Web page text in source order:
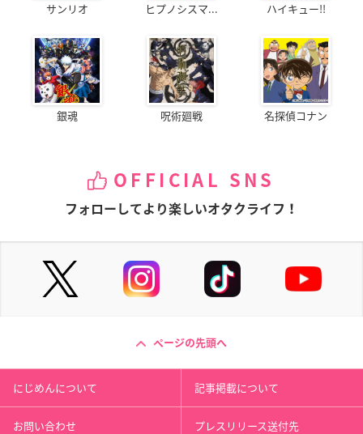
サンリオ ヒプノシスマ... ハイキュー!!
銀魂 呪術廻戦 名探偵コナン
OFFICIAL SNS
フォローしてより楽しいオタクライフ！
ページの先頭へ
にじめんについて 記事掲載について
お問い合わせ プレスリリース送付先